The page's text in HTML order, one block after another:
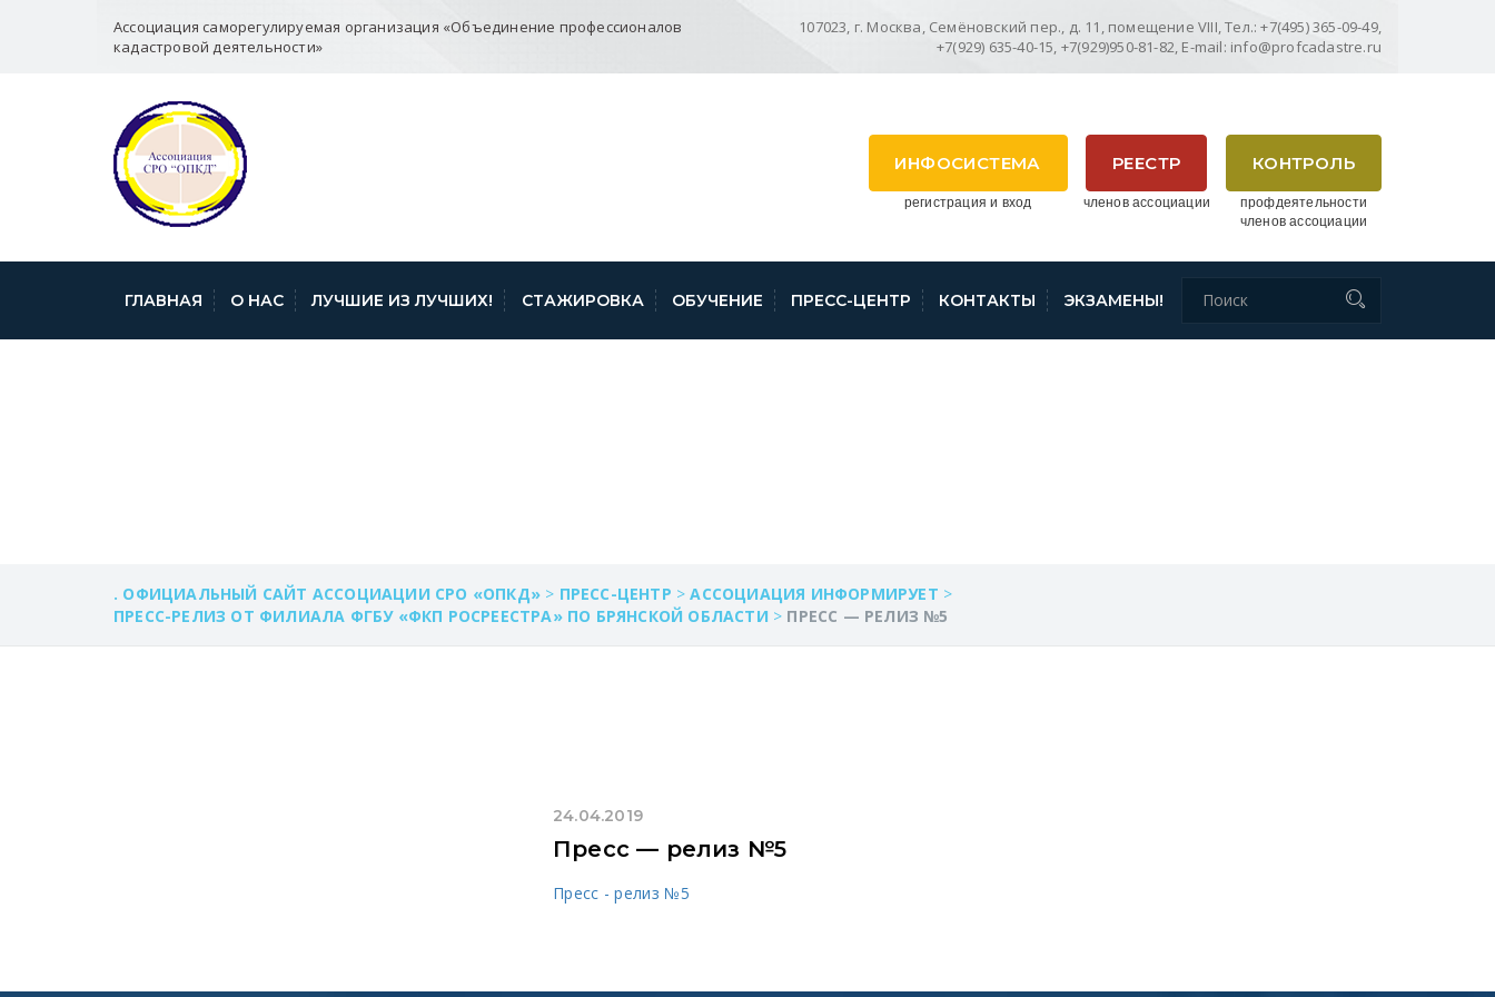
Ассоциация саморегулируемая организация «Объединение профессионалов
кадастровой деятельности»
107023, г. Москва, Семёновский пер., д. 11, помещение VIII, Тел.: +7(495) 365-09-49,
+7(929) 635-40-15, +7(929)950-81-82, E-mail: info@profcadastre.ru
КОНТРОЛЬ
профдеятельности
членов ассоциации
РЕЕСТР
членов ассоциации
ИНФОСИСТЕМА
регистрация и вход
ГЛАВНАЯ О НАС ЛУЧШИЕ ИЗ ЛУЧШИХ! СТАЖИРОВКА ОБУЧЕНИЕ ПРЕСС-ЦЕНТР КОНТАКТЫ ЭКЗАМЕНЫ!
. ОФИЦИАЛЬНЫЙ САЙТ АССОЦИАЦИИ СРО «ОПКД» > ПРЕСС-ЦЕНТР >АССОЦИАЦИЯ ИНФОРМИРУЕТ >
ПРЕСС-РЕЛИЗ ОТ ФИЛИАЛА ФГБУ «ФКП РОСРЕЕСТРА» ПО БРЯНСКОЙ ОБЛАСТИ > ПРЕСС — РЕЛИЗ №5
24.04.2019
Пресс — релиз №5
Пресс - релиз №5